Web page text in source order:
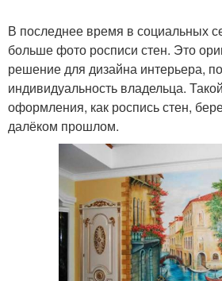
В последнее время в социальных
больше фото росписи стен. Это
решение для дизайна интерьера,
индивидуальность владельца.
оформления, как роспись стен,
далёком прошлом.